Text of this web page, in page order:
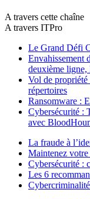
A travers cette chaîne
A travers ITPro
Le Grand Défi
Envahissement
deuxième ligne,
Vol de propriété
répertoires
Ransomware :
Cybersécurité :
avec
La fraude à
Maintenez votre
Cybersécurité :
Les 6